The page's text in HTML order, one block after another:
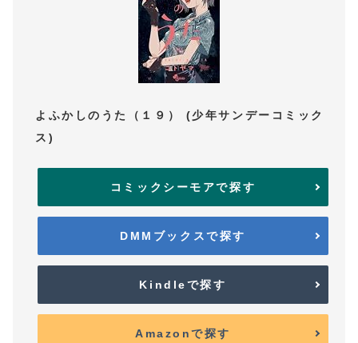
よふかしのうた（１９） (少年サンデーコミック
ス)
コミックシーモアで探す
DMMブックスで探す
Kindleで探す
Amazonで探す